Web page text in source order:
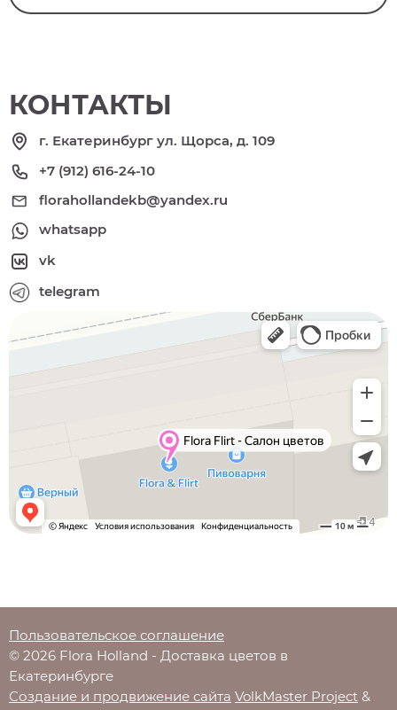
КОНТАКТЫ
г. Екатеринбург ул. Щорса, д. 109
+7 (912) 616-24-10
florahollandekb@yandex.ru
whatsapp
vk
telegram
Пользовательское соглашение
© 2026 Flora Holland - Доставка цветов в
Екатеринбурге
Создание и продвижение сайта VolkMaster Project &